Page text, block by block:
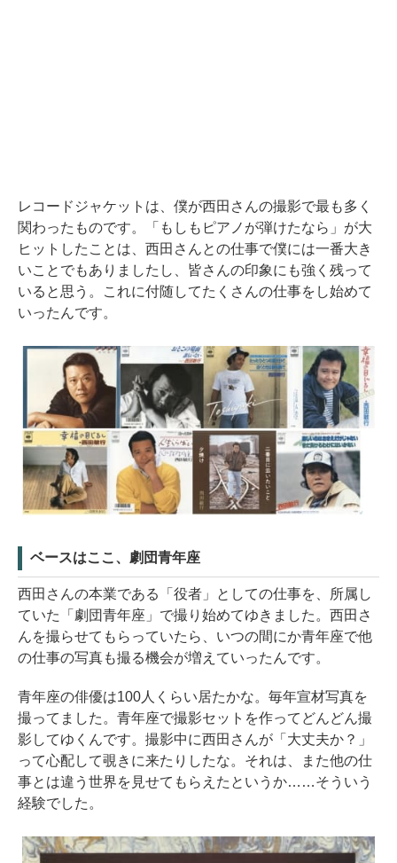
レコードジャケットは、僕が西田さんの撮影で最も多く
関わったものです。「もしもピアノが弾けたなら」が大
ヒットしたことは、西田さんとの仕事で僕には一番大き
いことでもありましたし、皆さんの印象にも強く残って
いると思う。これに付随してたくさんの仕事をし始めて
いったんです。
ベースはここ、劇団青年座
西田さんの本業である「役者」としての仕事を、所属し
ていた「劇団青年座」で撮り始めてゆきました。西田さ
んを撮らせてもらっていたら、いつの間にか青年座で他
の仕事の写真も撮る機会が増えていったんです。
青年座の俳優は100人くらい居たかな。毎年宣材写真を
撮ってました。青年座で撮影セットを作ってどんどん撮
影してゆくんです。撮影中に西田さんが「大丈夫か？」
って心配して覗きに来たりしたな。それは、また他の仕
事とは違う世界を見せてもらえたというか……そういう
経験でした。